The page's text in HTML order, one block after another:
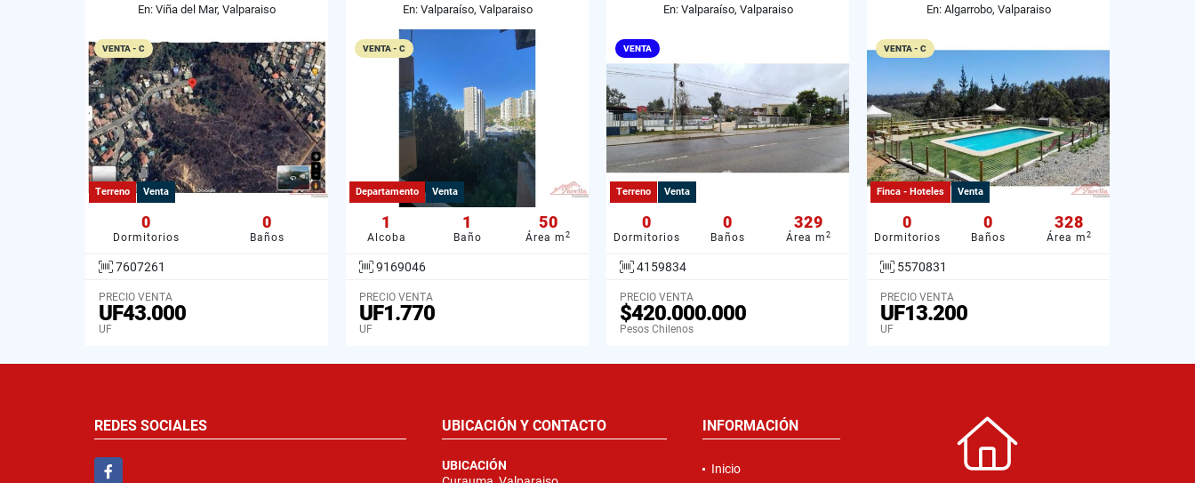
En: Viña del Mar, Valparaiso
VENTA - C
Terreno Venta
0
Dormitorios
0
Baños
7607261
PRECIO VENTA
UF43.000
UF
En: Valparaíso, Valparaiso
VENTA - C
Departamento Venta
1
Alcoba
1
Baño
50
Área m 2
9169046
PRECIO VENTA
UF1.770
UF
En: Valparaíso, Valparaiso
VENTA
Terreno Venta
0
Dormitorios
0
Baños
329
Área m 2
4159834
PRECIO VENTA
$420.000.000
Pesos Chilenos
En: Algarrobo, Valparaiso
VENTA - C
Finca - Hoteles Venta
0
Dormitorios
0
Baños
328
Área m 2
5570831
PRECIO VENTA
UF13.200
UF
REDES SOCIALES
Facebook
UBICACIÓN Y CONTACTO
UBICACIÓN
INFORMACIÓN
Inicio